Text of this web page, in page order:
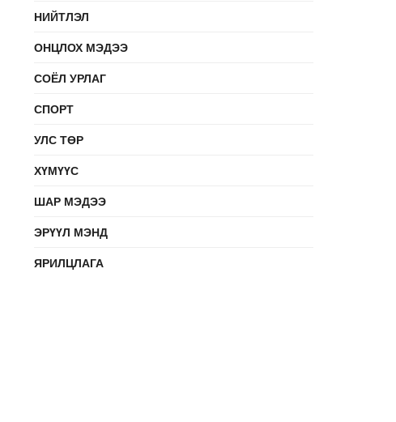
НИЙТЛЭЛ
ОНЦЛОХ МЭДЭЭ
СОЁЛ УРЛАГ
СПОРТ
УЛС ТӨР
ХҮМҮҮС
ШАР МЭДЭЭ
ЭРҮҮЛ МЭНД
ЯРИЛЦЛАГА